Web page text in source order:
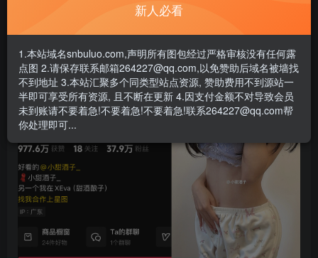
- 遇见解压密码不对、无法解压，请查看《解压教程》
- 资源失效/充值未到账/账号解禁...等问题请《提交工单》
新人必看
1.本站域名snbuluo.com,声明所有图包经过严格审核没有任何露
点图 2.请保存联系邮箱264227@qq.com,以免赞助后域名被墙找
不到地址 3.本站汇聚多个同类型站点资源, 赞助费用不到源站一
半即可享受所有资源, 且不断在更新 4.因支付金额不对导致会员
未到账请不要着急!不要着急!不要着急!联系264227@qq.com帮
你处理即可...